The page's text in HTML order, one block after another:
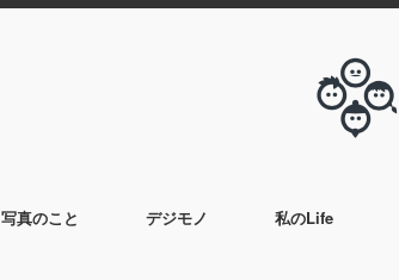
写真のこと デジモノ 私のLife